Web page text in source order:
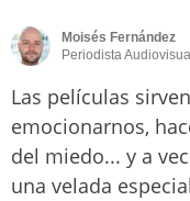
Moisés Fernández
Periodista Audiovisual
Las películas
emocionarnos,
del miedo... y a
una velada